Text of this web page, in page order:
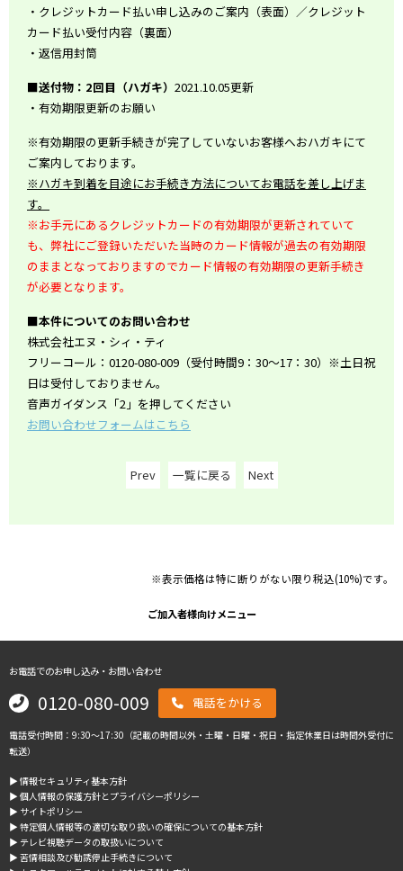
・クレジットカード払い申し込みのご案内（表面）／クレジット
カード払い受付内容（裏面）
・返信用封筒
■送付物：2回目（ハガキ） 2021.10.05更新
・有効期限更新のお願い
※有効期限の更新手続きが完了していないお客様へおハガキにて
ご案内しております。
※ハガキ到着を目途にお手続き方法についてお電話を差し上げま
す。
※お手元にあるクレジットカードの有効期限が更新されていて
も、弊社にご登録いただいた当時のカード情報が過去の有効期限
のままとなっておりますのでカード情報の有効期限の更新手続き
が必要となります。
■本件についてのお問い合わせ
株式会社エヌ・シィ・ティ
フリーコール：0120-080-009（受付時間9：30～17：30）※土日祝
日は受付しておりません。
音声ガイダンス「2」を押してください
お問い合わせフォームはこちら
Prev 一覧に戻る Next
※表示価格は特に断りがない限り税込(10%)です。
ご加入者様向けメニュー
お電話でのお申し込み・お問い合わせ
0120-080-009 電話をかける
電話受付時間：9:30～17:30（記載の時間以外・土曜・日曜・祝日・指定休業日は時間外受付に
転送）
▶︎ 情報セキュリティ基本方針
▶︎ 個人情報の保護方針とプライバシーポリシー
▶︎ サイトポリシー
▶︎ 特定個人情報等の適切な取り扱いの確保についての基本方針
▶︎ テレビ視聴データの取扱いについて
▶︎ 苦情相談及び勧誘停止手続きについて